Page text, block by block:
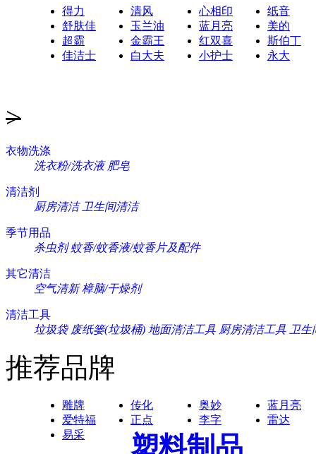
得力 清风 心相印
纸音
舒肤佳
玉兰油 蓝月亮
美的
超霸
金霸王 红双喜
斯伯丁
佳洁士
白大夫 小护士 永大
>
衣物洗涤
洗衣粉/洗衣液 肥皂
清洁剂
厨房清洁 卫生间清洁
季节用品
杀虫剂 蚊香/蚊香液/蚊香片及配件
其它清洁
空气清新 樟脑/干燥剂
清洁工具
垃圾袋 废纸篓(垃圾桶) 地面清洁工具 厨房清洁工具 卫
推荐品牌
雕牌 传化 奥妙
蓝月亮
爱特福
正点 李字
雷达
易采
塑料制品